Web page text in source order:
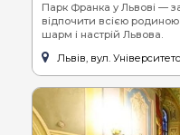
Парк Франка у Львові —
відпочити всією
шарм і настрій Львова.
Львів, вул.